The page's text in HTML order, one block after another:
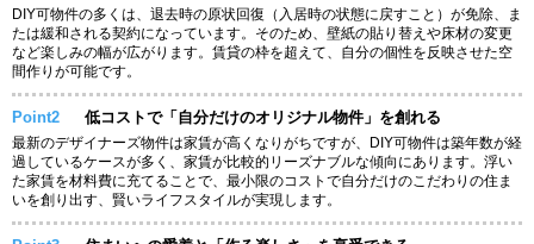
DIY可物件の多くは、退去時の原状回復（入居時の状態に戻すこと）が免除、ま
たは緩和される契約になっています。そのため、壁紙の貼り替えや床材の変更
など楽しみの幅が広がります。賃貸の枠を超えて、自分の個性を反映させた空
間作りが可能です。
Point2 低コストで「自分だけのオリジナル物件」を創れる
最新のデザイナーズ物件は家賃が高くなりがちですが、DIY可物件は築年数が経
過しているケースが多く、家賃が比較的リーズナブルな傾向にあります。浮い
た家賃を材料費に充てることで、最小限のコストで自分だけのこだわりの住ま
いを創り出す、賢いライフスタイルが実現します。